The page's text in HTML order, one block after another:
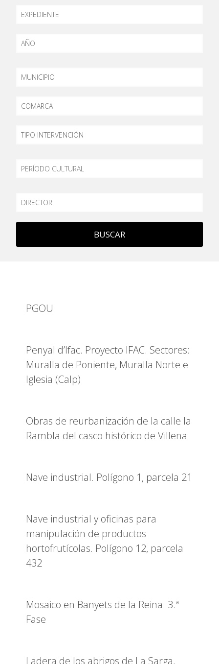
EXPEDIENTE
AÑO
MUNICIPIO
COMARCA
TIPO
PERÍODO
DIRECTOR
BUSCAR
PGOU
Penyal d’Ifac. Proyecto IFAC. Sectores:
Muralla de Poniente, Muralla Norte e
Iglesia (Calp)
Obras de reurbanización de la calle la
Rambla del casco histórico de Villena
Nave industrial. Polígono 1, parcela 21
Nave industrial y oficinas para
manipulación de productos
hortofrutícolas. Polígono 12, parcela
432
Mosaico en Banyets de la Reina. 3.ª
Fase
Ladera de los abrigos de La Sarga,